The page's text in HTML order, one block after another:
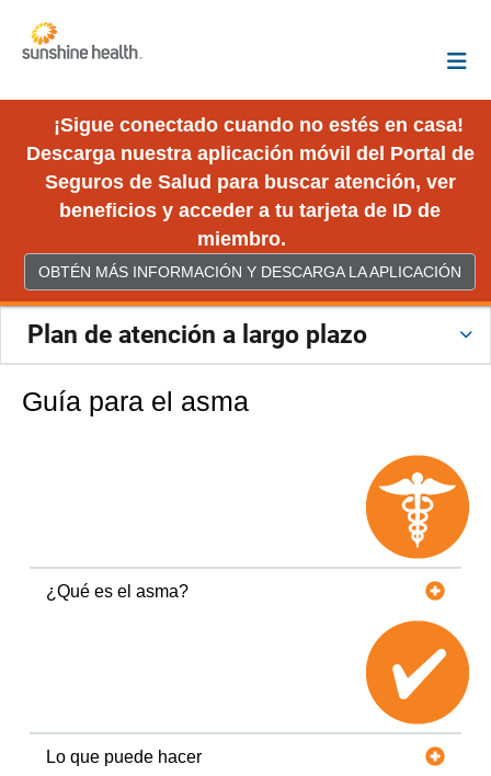
¡Sigue conectado cuando no estés en casa!
Descarga nuestra aplicación móvil del Portal de
Seguros de Salud para buscar atención, ver
beneficios y acceder a tu tarjeta de ID de
miembro.
OBTÉN MÁS INFORMACIÓN Y DESCARGA LA APLICACIÓN
Plan de atención a largo plazo
Guía para el asma
¿Qué es el asma?
Lo que puede hacer